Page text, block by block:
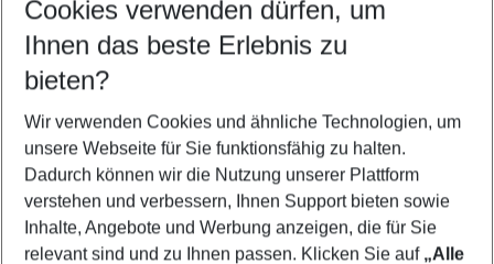
Customize your offer
Find the perfect deal which suits your best
Your departure airport
Any airport
Select your date range
11/08/26–09/08/27 5-8 nights
Who will travel
2 adults No children
Cookies verwenden dürfen, um
Ihnen das beste Erlebnis zu
bieten?
Wir verwenden Cookies und ähnliche Technologien, um
unsere Webseite für Sie funktionsfähig zu halten.
Dadurch können wir die Nutzung unserer Plattform
verstehen und verbessern, Ihnen Support bieten sowie
Inhalte, Angebote und Werbung anzeigen, die für Sie
relevant sind und zu Ihnen passen. Klicken Sie auf „Alle